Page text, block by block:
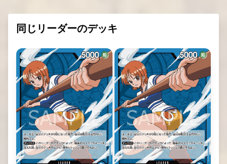
同じリーダーのデッキ